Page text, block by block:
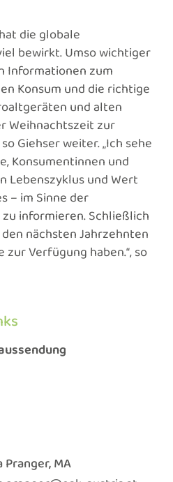
die globale
bewirkt. Umso wichtiger
Informationen zum
Konsum und die richtige
und alten
Weihnachtszeit zur
Giehser weiter. „Ich sehe
Konsumentinnen und
Lebenszyklus und Wert
– im Sinne der
informieren. Schließlich
nächsten Jahrzehnten
Verfügung haben.“, so
Pranger, MA